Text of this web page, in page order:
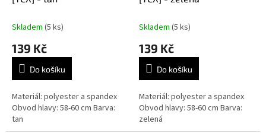
Skladem (5 ks)
139 Kč
Do košíku
Materiál: polyester a spandex
Obvod hlavy: 58-60 cm Barva:
tan
Skladem (5 ks)
139 Kč
Do košíku
Materiál: polyester a spandex
Obvod hlavy: 58-60 cm Barva:
zelená